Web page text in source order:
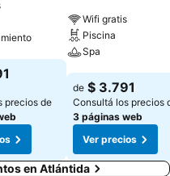
precios de
Wifi gratis
Piscina
Spa
Ver precios
de $ 3.791
Consultá los precios
3 páginas web
Ver precios
en Atlántida